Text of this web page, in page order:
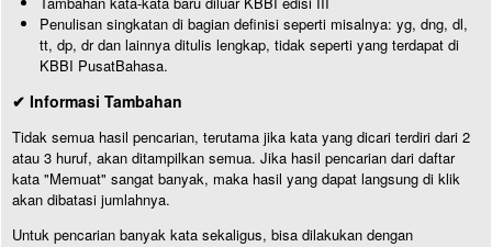
Penulisan singkatan di bagian definisi seperti misalnya: yg, dng, dl,
tt, dp, dr dan lainnya ditulis lengkap, tidak seperti yang terdapat di
KBBI PusatBahasa.
✔ Informasi Tambahan
Tidak semua hasil pencarian, terutama jika kata yang dicari terdiri dari 2
atau 3 huruf, akan ditampilkan semua. Jika hasil pencarian dari daftar
kata "Memuat" sangat banyak, maka hasil yang dapat langsung di klik
akan dibatasi jumlahnya.
Untuk pencarian banyak kata sekaligus, bisa dilakukan dengan